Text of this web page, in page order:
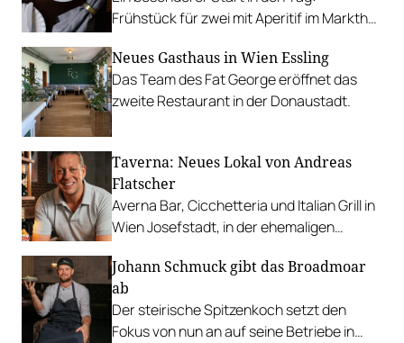
Frühstück für zwei mit Aperitif im Markthof
Genuss trifft.
Neues Gasthaus in Wien Essling
Das Team des Fat George eröffnet das
zweite Restaurant in der Donaustadt.
Taverna: Neues Lokal von Andreas
Flatscher
Averna Bar, Cicchetteria und Italian Grill in
Wien Josefstadt, in der ehemaligen
Johann Schmuck gibt das Broadmoar
ab
Der steirische Spitzenkoch setzt den
Fokus von nun an auf seine Betriebe in